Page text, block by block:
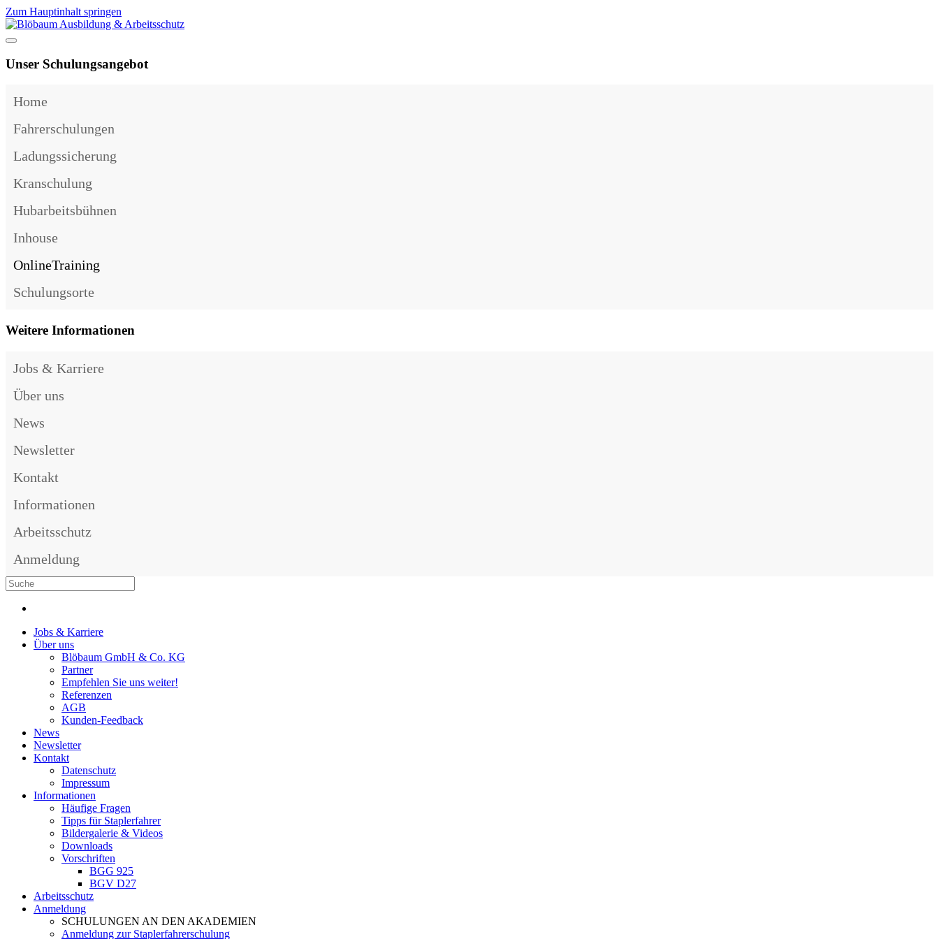
Zum Hauptinhalt springen
Unser Schulungsangebot
Home
Fahrerschulungen
Ladungssicherung
Kranschulung
Hubarbeitsbühnen
Inhouse
OnlineTraining
Schulungsorte
Weitere Informationen
Jobs & Karriere
Über uns
News
Newsletter
Kontakt
Informationen
Arbeitsschutz
Anmeldung
Jobs & Karriere
Über uns
Blöbaum GmbH & Co. KG
Partner
Empfehlen Sie uns weiter!
Referenzen
AGB
Kunden-Feedback
News
Newsletter
Kontakt
Datenschutz
Impressum
Informationen
Häufige Fragen
Tipps für Staplerfahrer
Bildergalerie & Videos
Downloads
Vorschriften
BGG 925
BGV D27
Arbeitsschutz
Anmeldung
SCHULUNGEN AN DEN AKADEMIEN
Anmeldung zur Staplerfahrerschulung